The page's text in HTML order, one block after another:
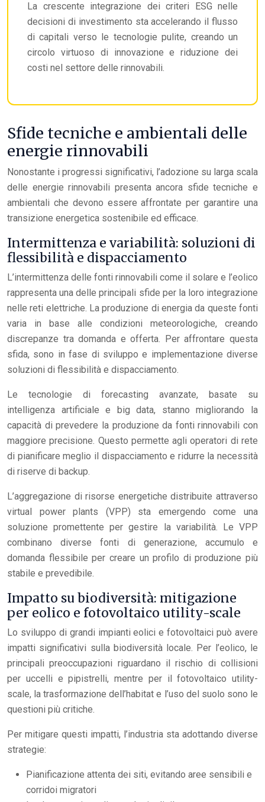
La crescente integrazione dei criteri ESG nelle
decisioni di investimento sta accelerando il flusso
di capitali verso le tecnologie pulite, creando un
circolo virtuoso di innovazione e riduzione dei
costi nel settore delle rinnovabili.
Sfide tecniche e ambientali delle
energie rinnovabili
Nonostante i progressi significativi, l’adozione su larga scala
delle energie rinnovabili presenta ancora sfide tecniche e
ambientali che devono essere affrontate per garantire una
transizione energetica sostenibile ed efficace.
Intermittenza e variabilità: soluzioni di
flessibilità e dispacciamento
L’intermittenza delle fonti rinnovabili come il solare e l’eolico
rappresenta una delle principali sfide per la loro integrazione
nelle reti elettriche. La produzione di energia da queste fonti
varia in base alle condizioni meteorologiche, creando
discrepanze tra domanda e offerta. Per affrontare questa
sfida, sono in fase di sviluppo e implementazione diverse
soluzioni di flessibilità e dispacciamento.
Le tecnologie di forecasting avanzate, basate su
intelligenza artificiale e big data, stanno migliorando la
capacità di prevedere la produzione da fonti rinnovabili con
maggiore precisione. Questo permette agli operatori di rete
di pianificare meglio il dispacciamento e ridurre la necessità
di riserve di backup.
L’aggregazione di risorse energetiche distribuite attraverso
virtual power plants (VPP) sta emergendo come una
soluzione promettente per gestire la variabilità. Le VPP
combinano diverse fonti di generazione, accumulo e
domanda flessibile per creare un profilo di produzione più
stabile e prevedibile.
Impatto su biodiversità: mitigazione
per eolico e fotovoltaico utility-scale
Lo sviluppo di grandi impianti eolici e fotovoltaici può avere
impatti significativi sulla biodiversità locale. Per l’eolico, le
principali preoccupazioni riguardano il rischio di collisioni
per uccelli e pipistrelli, mentre per il fotovoltaico utility-
scale, la trasformazione dell’habitat e l’uso del suolo sono le
questioni più critiche.
Per mitigare questi impatti, l’industria sta adottando diverse
strategie:
Pianificazione attenta dei siti, evitando aree sensibili e
corridoi migratori